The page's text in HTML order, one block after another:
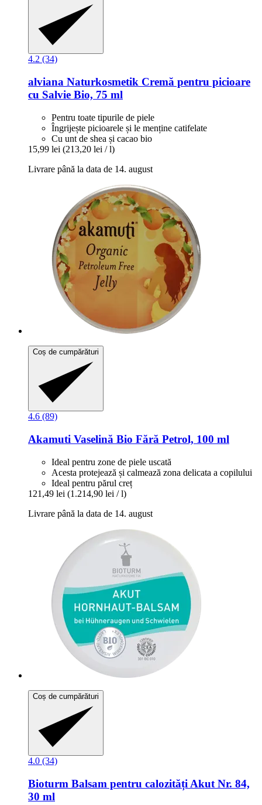
4.2 (34)
alviana Naturkosmetik Cremă pentru picioare
cu Salvie Bio, 75 ml
Pentru toate tipurile de piele
Îngrijește picioarele și le menține catifelate
Cu unt de shea și cacao bio
15,99 lei (213,20 lei / l)
Livrare până la data de 14. august
Coș de cumpărături
4.6 (89)
Akamuti Vaselină Bio Fără Petrol, 100 ml
Ideal pentru zone de piele uscată
Acesta protejează și calmează zona delicata a copilului
Ideal pentru părul creț
121,49 lei (1.214,90 lei / l)
Livrare până la data de 14. august
Coș de cumpărături
4.0 (34)
Bioturm Balsam pentru calozități Akut Nr. 84,
30 ml